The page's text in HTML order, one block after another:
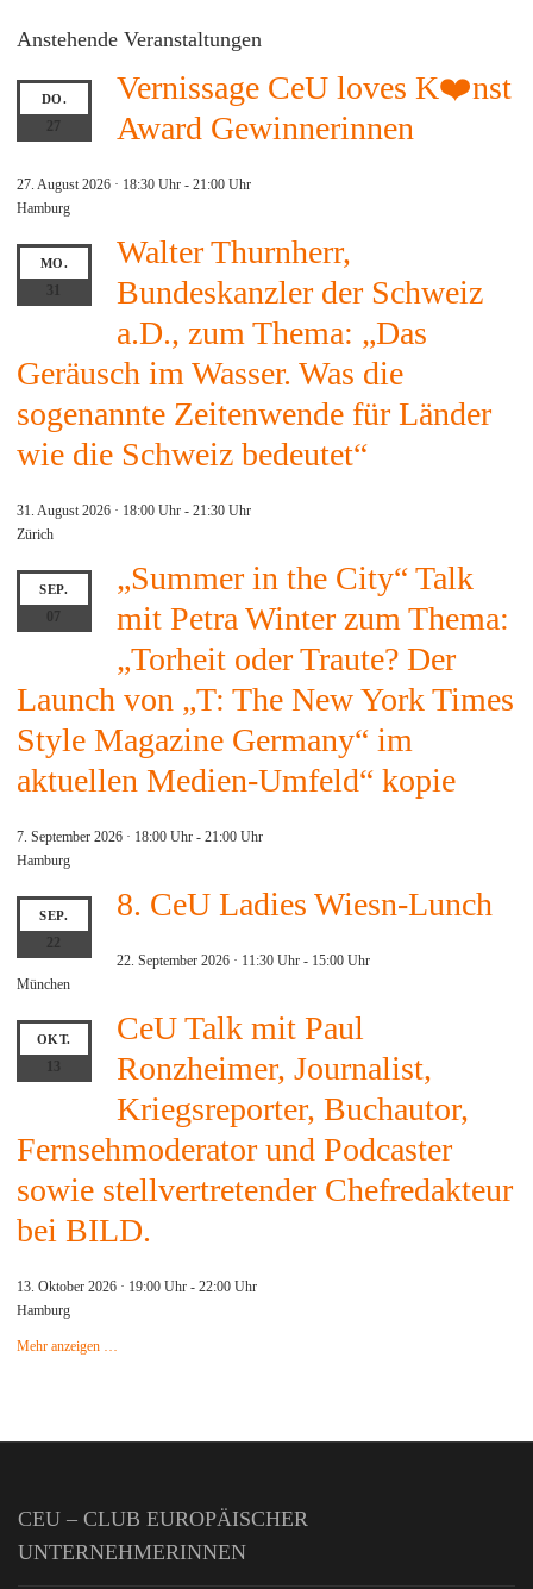
Anstehende Veranstaltungen
DO.
27
Vernissage CeU loves K❤️nst
Award Gewinnerinnen
27. August 2026 · 18:30 Uhr - 21:00 Uhr
Hamburg
MO.
Walter Thurnherr,
Bundeskanzler der Schweiz
a.D., zum Thema: „Das
Geräusch im Wasser. Was die
sogenannte Zeitenwende für Länder
wie die Schweiz bedeutet“
31. August 2026 · 18:00 Uhr - 21:30 Uhr
Zürich
SEP.
07
„Summer in the City“ Talk
mit Petra Winter zum Thema:
„Torheit oder Traute? Der
Launch von „T: The New York Times
Style Magazine Germany“ im
aktuellen Medien-Umfeld“ kopie
7. September 2026 · 18:00 Uhr - 21:00 Uhr
Hamburg
SEP.
22
8. CeU Ladies Wiesn-Lunch
22. September 2026 · 11:30 Uhr- 15:00 Uhr
München
OKT.
CeU Talk mit Paul
Ronzheimer, Journalist,
Kriegsreporter, Buchautor,
Fernsehmoderator und Podcaster
sowie stellvertretender Chefredakteur
bei BILD.
13. Oktober 2026 · 19:00 Uhr - 22:00 Uhr
Hamburg
Mehr anzeigen …
CEU – CLUB EUROPÄISCHER
UNTERNEHMERINNEN